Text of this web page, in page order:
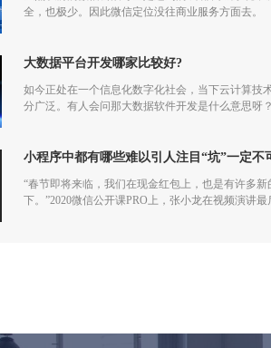
全，也极少。因此微信定位没往商业服务方面去。
大数据平台开发哪家比较好?
如今正处在一个信息化数字化社会，当下云计算技
分广泛。有人会问那大数据软件开发是什么意思呀？
小程序中都有哪些难以引人注目“坑”一定不
“春节即将来临，我们在现金红包上，也是有许多
下。”2020微信公开课PRO上，张小龙在视频演讲